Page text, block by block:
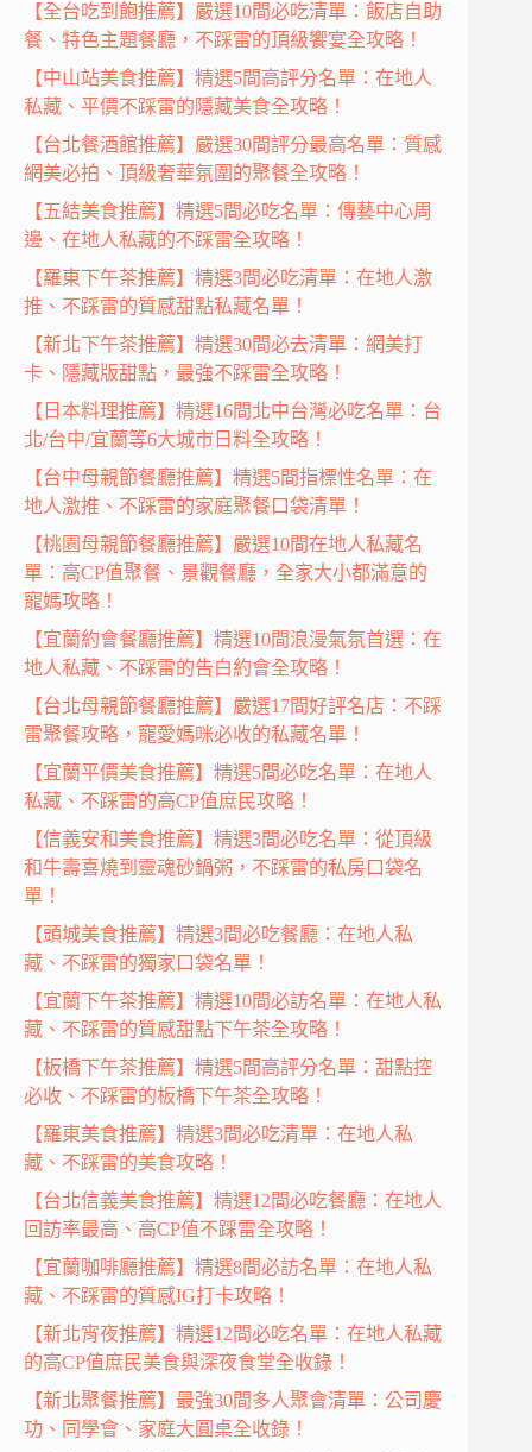
【全台吃到飽推薦】嚴選10間必吃清單：飯店自助
餐、特色主題餐廳，不踩雷的頂級饗宴全攻略！
【中山站美食推薦】精選5間高評分名單：在地人
私藏、平價不踩雷的隱藏美食全攻略！
【台北餐酒館推薦】嚴選30間評分最高名單：質感
網美必拍、頂級奢華氛圍的聚餐全攻略！
【五結美食推薦】精選5間必吃名單：傳藝中心周
邊、在地人私藏的不踩雷全攻略！
【羅東下午茶推薦】精選3間必吃清單：在地人激
推、不踩雷的質感甜點私藏名單！
【新北下午茶推薦】精選30間必去清單：網美打
卡、隱藏版甜點，最強不踩雷全攻略！
【日本料理推薦】精選16間北中台灣必吃名單：台
北/台中/宜蘭等6大城市日料全攻略！
【台中母親節餐廳推薦】精選5間指標性名單：在
地人激推、不踩雷的家庭聚餐口袋清單！
【桃園母親節餐廳推薦】嚴選10間在地人私藏名
單：高CP值聚餐、景觀餐廳，全家大小都滿意的
寵媽攻略！
【宜蘭約會餐廳推薦】精選10間浪漫氣氛首選：在
地人私藏、不踩雷的告白約會全攻略！
【台北母親節餐廳推薦】嚴選17間好評名店：不踩
雷聚餐攻略，寵愛媽咪必收的私藏名單！
【宜蘭平價美食推薦】精選5間必吃名單：在地人
私藏、不踩雷的高CP值庶民攻略！
【信義安和美食推薦】精選3間必吃名單：從頂級
和牛壽喜燒到靈魂砂鍋粥，不踩雷的私房口袋名
單！
【頭城美食推薦】精選3間必吃餐廳：在地人私
藏、不踩雷的獨家口袋名單！
【宜蘭下午茶推薦】精選10間必訪名單：在地人私
藏、不踩雷的質感甜點下午茶全攻略！
【板橋下午茶推薦】精選5間高評分名單：甜點控
必收、不踩雷的板橋下午茶全攻略！
【羅東美食推薦】精選3間必吃清單：在地人私
藏、不踩雷的美食攻略！
【台北信義美食推薦】精選12間必吃餐廳：在地人
回訪率最高、高CP值不踩雷全攻略！
【宜蘭咖啡廳推薦】精選8間必訪名單：在地人私
藏、不踩雷的質感IG打卡攻略！
【新北宵夜推薦】精選12間必吃名單：在地人私藏
的高CP值庶民美食與深夜食堂全收錄！
【新北聚餐推薦】最強30間多人聚會清單：公司慶
功、同學會、家庭大圓桌全收錄！